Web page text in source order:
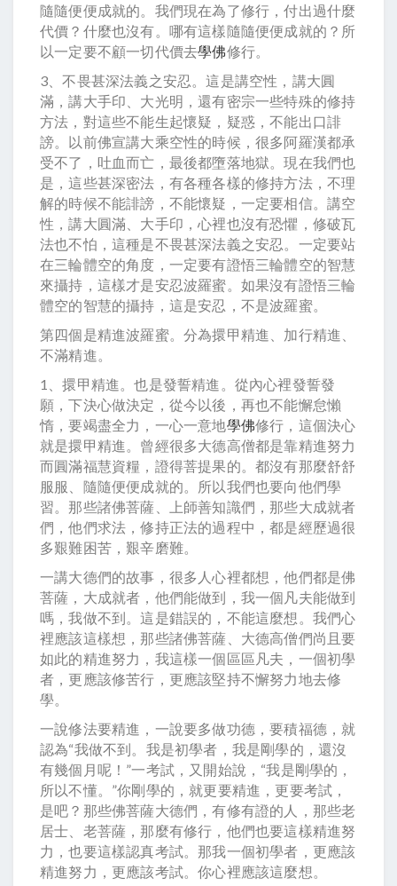
隨隨便便成就的。我們現在為了修行，付出過什麼
代價？什麼也沒有。哪有這樣隨隨便便成就的？所
以一定要不顧一切代價去學佛修行。
3、不畏甚深法義之安忍。這是講空性，講大圓
滿，講大手印、大光明，還有密宗一些特殊的修持
方法，對這些不能生起懷疑，疑惑，不能出口誹
謗。以前佛宣講大乘空性的時候，很多阿羅漢都承
受不了，吐血而亡，最後都墮落地獄。現在我們也
是，這些甚深密法，有各種各樣的修持方法，不理
解的時候不能誹謗，不能懷疑，一定要相信。講空
性，講大圓滿、大手印，心裡也沒有恐懼，修破瓦
法也不怕，這種是不畏甚深法義之安忍。一定要站
在三輪體空的角度，一定要有證悟三輪體空的智慧
來攝持，這樣才是安忍波羅蜜。如果沒有證悟三輪
體空的智慧的攝持，這是安忍，不是波羅蜜。
第四個是精進波羅蜜。分為擐甲精進、加行精進、
不滿精進。
1、擐甲精進。也是發誓精進。從內心裡發誓發
願，下決心做決定，從今以後，再也不能懈怠懶
惰，要竭盡全力，一心一意地學佛修行，這個決心
就是擐甲精進。曾經很多大德高僧都是靠精進努力
而圓滿福慧資糧，證得菩提果的。都沒有那麼舒舒
服服、隨隨便便成就的。所以我們也要向他們學
習。那些諸佛菩薩、上師善知識們，那些大成就者
們，他們求法，修持正法的過程中，都是經歷過很
多艱難困苦，艱辛磨難。
一講大德們的故事，很多人心裡都想，他們都是佛
菩薩，大成就者，他們能做到，我一個凡夫能做到
嗎，我做不到。這是錯誤的，不能這麼想。我們心
裡應該這樣想，那些諸佛菩薩、大德高僧們尚且要
如此的精進努力，我這樣一個區區凡夫，一個初學
者，更應該修苦行，更應該堅持不懈努力地去修
學。
一說修法要精進，一說要多做功德，要積福德，就
認為“我做不到。我是初學者，我是剛學的，還沒
有幾個月呢！”一考試，又開始說，“我是剛學的，
所以不懂。”你剛學的，就更要精進，更要考試，
是吧？那些佛菩薩大德們，有修有證的人，那些老
居士、老菩薩，那麼有修行，他們也要這樣精進努
力，也要這樣認真考試。那我一個初學者，更應該
精進努力，更應該考試。你心裡應該這麼想。